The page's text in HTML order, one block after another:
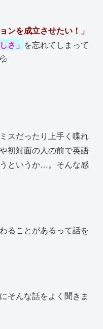
ンを成立させたい！」
さ」 を忘れてしまって
スだったり上手く喋れ
初対面の人の前で英語
というか…。そんな感
ることがあるって話を
そんな話をよく聞きま